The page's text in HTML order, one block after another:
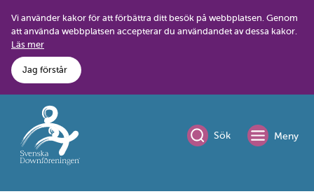
content
Vi använder kakor för att förbättra ditt besök på webbplatsen. Genom
att använda webbplatsen accepterar du användandet av dessa kakor.
Läs mer
Jag förstår
Sök Meny